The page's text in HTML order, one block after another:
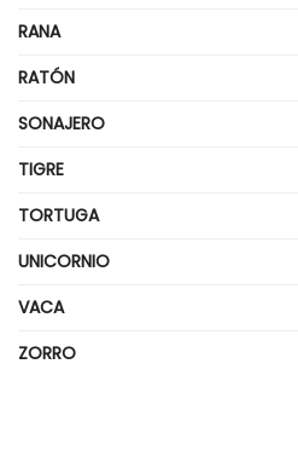
RANA
RATÓN
SONAJERO
TIGRE
TORTUGA
UNICORNIO
VACA
ZORRO